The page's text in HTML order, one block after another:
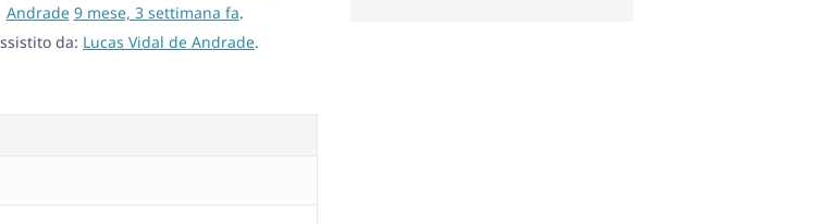
Andrade 9 mese, 3 settimana fa.
da: Lucas Vidal de Andrade.